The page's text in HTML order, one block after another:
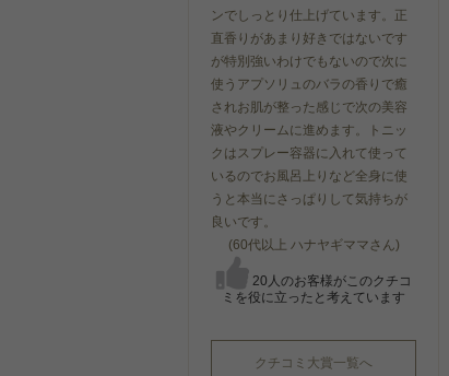
ンでしっとり仕上げています。正
直香りがあまり好きではないです
が特別強いわけでもないので次に
使うアプソリュのバラの香りで癒
されお肌が整った感じで次の美容
液やクリームに進めます。トニッ
クはスプレー容器に入れて使って
いるのでお風呂上りなど全身に使
うと本当にさっぱりして気持ちが
良いです。
(60代以上 ハナヤギママさん)
20人のお客様がこのクチコ
ミを役に立ったと考えています
クチコミ大賞一覧へ